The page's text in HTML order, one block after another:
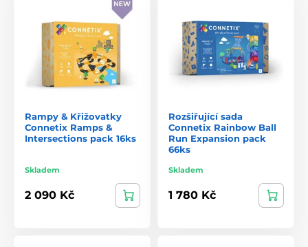
Rampy & Křižovatky
Connetix Ramps &
Intersections pack 16ks
Skladem
2 090 Kč
Rozšiřující sada
Connetix Rainbow Ball
Run Expansion pack
66ks
Skladem
1 780 Kč